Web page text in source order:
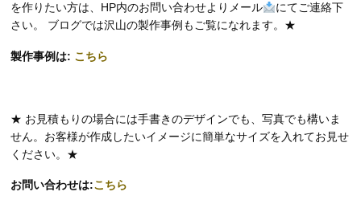
を作りたい方は、HP内のお問い合わせよりメール
にてご連絡下
さい。 ブログでは沢山の製作事例もご覧になれます。★
製作事例は: こちら
★ お見積もりの場合には手書きのデザインでも、写真でも構いま
せん。お客様が作成したいイメージに簡単なサイズを入れてお見せ
ください。★
お問い合わせは:こちら